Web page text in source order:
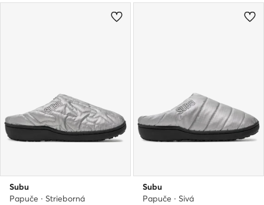
Subu
Papuče · Strieborná
Subu
Papuče · Sivá